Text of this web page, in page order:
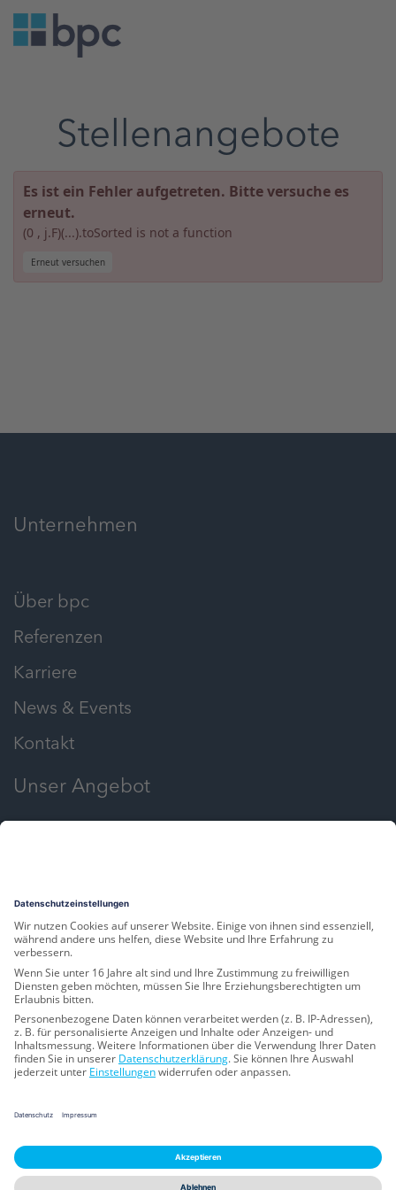
Stellenangebote
Es ist ein Fehler aufgetreten. Bitte versuche es
erneut.
(0 , j.F)(...).toSorted is not a function
Erneut versuchen
Unternehmen
Über bpc
Referenzen
Karriere
News & Events
Kontakt
Unser Angebot
Leistungen
Produkte
Rechtliches
Hinweisgebersystem
Privacy Settings